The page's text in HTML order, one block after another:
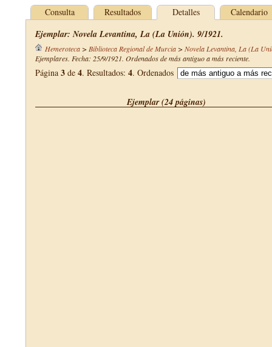
Consulta Resultados Detalles Calendario
Ejemplar: Novela Levantina, La (La Unión). 9/1921.
Hemeroteca> Biblioteca Regional de Murcia> Novela Levantina, La (La
Ejemplares. Fecha: 25/9/1921. Ordenados de más antiguo a más reciente.
Página 3 de 4. Resultados: 4. Ordenados
Ejemplar (24 páginas)